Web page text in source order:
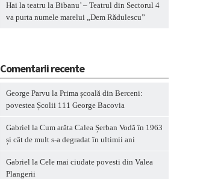
Hai la teatru la Bibanu’ – Teatrul din Sectorul 4
va purta numele marelui „Dem Rădulescu”
Comentarii recente
George Parvu la Prima școală din Berceni:
povestea Școlii 111 George Bacovia
Gabriel la Cum arăta Calea Șerban Vodă în 1963
și cât de mult s-a degradat în ultimii ani
Gabriel la Cele mai ciudate povesti din Valea
Plangerii